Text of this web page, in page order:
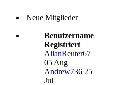
Neue Mitglieder
Benutzername
Registriert
AllanReuter67
05 Aug
Andrew736 25
Jul